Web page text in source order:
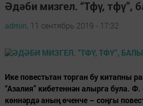
Әдәби мизгел. “Тфү, тфү”,
admin, 11 сентябрь 2019 - 17:32
Ике повестьтан торган бу китапны
“Азалия” кибетеннән алырга була.
көннәрдә аның өченче – соңгы